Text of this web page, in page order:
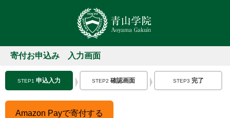
寄付お申込み 入力画面
STEP1 申込入力 STEP2 確認画面 STEP3 完了
Amazon Payで寄付する